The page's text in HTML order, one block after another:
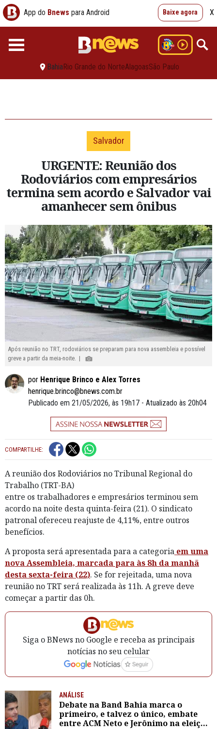
App do Bnews para Android Baixe agora X
BahiaRio Grande do NorteAlagoasSão Paulo
Salvador
URGENTE: Reunião dos
Rodoviários com empresários
termina sem acordo e Salvador vai
amanhecer sem ônibus
Após reunião no TRT, rodoviários se preparam para nova assembleia e possível
greve a partir da meia-noite. |
por Henrique Brinco e Alex Torres
henrique.brinco@bnews.com.br
Publicado em 21/05/2026, às 19h17 - Atualizado às 20h04
COMPARTILHE:
A reunião dos Rodoviários no Tribunal Regional do
Trabalho (TRT-BA)
entre os trabalhadores e empresários terminou sem
acordo na noite desta quinta-feira (21). O sindicato
patronal ofereceu reajuste de 4,11%, entre outros
benefícios.
A proposta será apresentada para a categoria em uma
nova Assembleia, marcada para às 8h da manhã
desta sexta-feira (22). Se for rejeitada, uma nova
reunião no TRT será realizada às 11h. A greve deve
começar a partir das 0h.
Siga o BNews no Google e receba as principais
notícias no seu celular
ANÁLISE
Debate na Band Bahia marca o
primeiro, e talvez o único, embate
entre ACM Neto e Jerônimo na eleição